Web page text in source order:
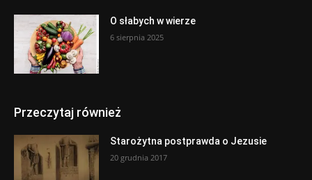
O słabych w wierze
6 sierpnia 2025
Przeczytaj również
Starożytna postprawda o Jezusie
20 grudnia 2017